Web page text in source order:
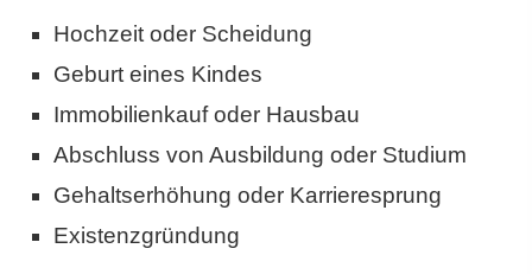
Hochzeit oder Scheidung
Geburt eines Kindes
Immobilienkauf oder Hausbau
Abschluss von Ausbildung oder Studium
Gehaltserhöhung oder Karrieresprung
Existenzgründung